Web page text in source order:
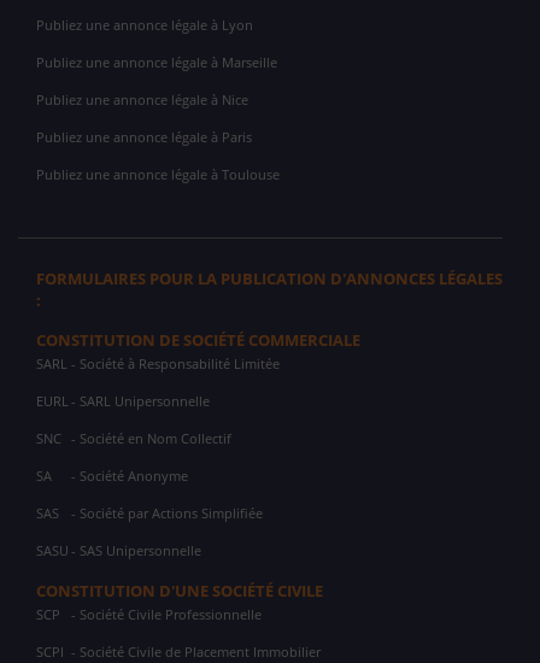
Publiez une annonce légale à Lyon
Publiez une annonce légale à Marseille
Publiez une annonce légale à Nice
Publiez une annonce légale à Paris
Publiez une annonce légale à Toulouse
FORMULAIRES POUR LA PUBLICATION D'ANNONCES LÉGALES
:
CONSTITUTION DE SOCIÉTÉ COMMERCIALE
SARL - Société à Responsabilité Limitée
EURL - SARL Unipersonnelle
SNC - Société en Nom Collectif
SA - Société Anonyme
SAS - Société par Actions Simplifiée
SASU - SAS Unipersonnelle
CONSTITUTION D'UNE SOCIÉTÉ CIVILE
SCP - Société Civile Professionnelle
SCPI - Société Civile de Placement Immobilier